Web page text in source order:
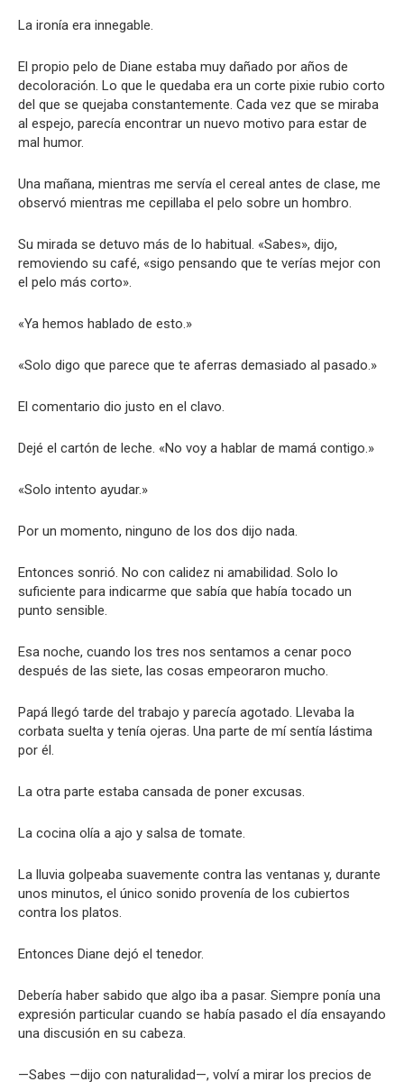
La ironía era innegable.
El propio pelo de Diane estaba muy dañado por años de
decoloración. Lo que le quedaba era un corte pixie rubio corto
del que se quejaba constantemente. Cada vez que se miraba
al espejo, parecía encontrar un nuevo motivo para estar de
mal humor.
Una mañana, mientras me servía el cereal antes de clase, me
observó mientras me cepillaba el pelo sobre un hombro.
Su mirada se detuvo más de lo habitual. «Sabes», dijo,
removiendo su café, «sigo pensando que te verías mejor con
el pelo más corto».
«Ya hemos hablado de esto.»
«Solo digo que parece que te aferras demasiado al pasado.»
El comentario dio justo en el clavo.
Dejé el cartón de leche. «No voy a hablar de mamá contigo.»
«Solo intento ayudar.»
Por un momento, ninguno de los dos dijo nada.
Entonces sonrió. No con calidez ni amabilidad. Solo lo
suficiente para indicarme que sabía que había tocado un
punto sensible.
Esa noche, cuando los tres nos sentamos a cenar poco
después de las siete, las cosas empeoraron mucho.
Papá llegó tarde del trabajo y parecía agotado. Llevaba la
corbata suelta y tenía ojeras. Una parte de mí sentía lástima
por él.
La otra parte estaba cansada de poner excusas.
La cocina olía a ajo y salsa de tomate.
La lluvia golpeaba suavemente contra las ventanas y, durante
unos minutos, el único sonido provenía de los cubiertos
contra los platos.
Entonces Diane dejó el tenedor.
Debería haber sabido que algo iba a pasar. Siempre ponía una
expresión particular cuando se había pasado el día ensayando
una discusión en su cabeza.
—Sabes —dijo con naturalidad—, volví a mirar los precios de